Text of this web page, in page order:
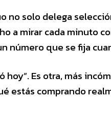
no solo delega
a mirar cada minuto
número que se fija
Es otra, más
estás comprando